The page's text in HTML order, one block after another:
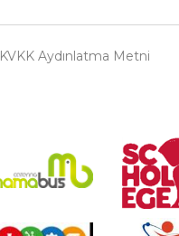
KVKK Aydınlatma Metni